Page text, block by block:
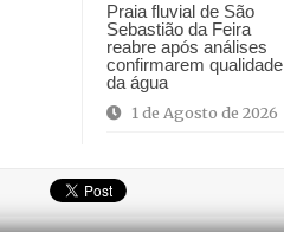
Praia fluvial de São
Sebastião da Feira
reabre após análises
confirmarem qualidade
da água
1 de Agosto de 2026